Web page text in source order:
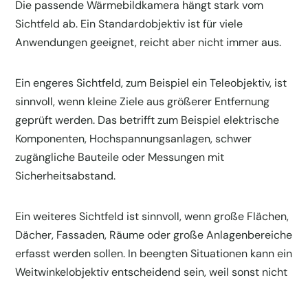
Die passende Wärmebildkamera hängt stark vom
Sichtfeld ab. Ein Standardobjektiv ist für viele
Anwendungen geeignet, reicht aber nicht immer aus.
Ein engeres Sichtfeld, zum Beispiel ein Teleobjektiv, ist
sinnvoll, wenn kleine Ziele aus größerer Entfernung
geprüft werden. Das betrifft zum Beispiel elektrische
Komponenten, Hochspannungsanlagen, schwer
zugängliche Bauteile oder Messungen mit
Sicherheitsabstand.
Ein weiteres Sichtfeld ist sinnvoll, wenn große Flächen,
Dächer, Fassaden, Räume oder große Anlagenbereiche
erfasst werden sollen. In beengten Situationen kann ein
Weitwinkelobjektiv entscheidend sein, weil sonst nicht